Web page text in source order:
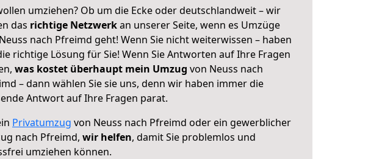
umziehen? Ob um die Ecke oder deutschlandweit – wir
das richtige Netzwerkan unserer Seite, wenn es Umzüge
nach Pfreimd geht! Wenn Sie nicht weiterwissen – haben
richtige Lösung für Sie! Wenn Sie Antworten auf Ihre Fragen
was kostet überhaupt mein Umzug von Neuss nach
– dann wählen Sie sie uns, denn wir haben immer die
Antwort auf Ihre Fragen parat.
Privatumzug von Neuss nach Pfreimd oder ein gewerblicher
nach Pfreimd, wir helfen, damit Sie problemlos und
umziehen können.